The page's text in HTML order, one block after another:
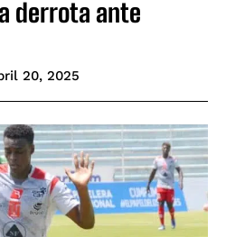
derrota ante
20, 2025